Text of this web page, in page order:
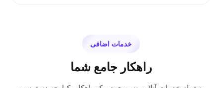
خدمات اضافی
راهکار جامع شما